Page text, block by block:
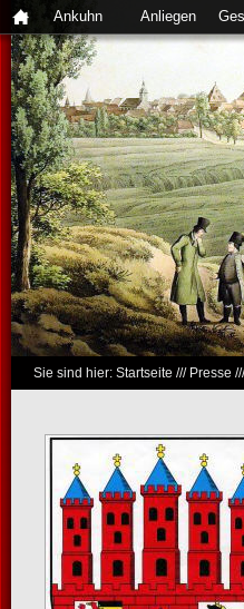
Ankuhn Anliegen
Sie sind hier: Startseite /// Presse